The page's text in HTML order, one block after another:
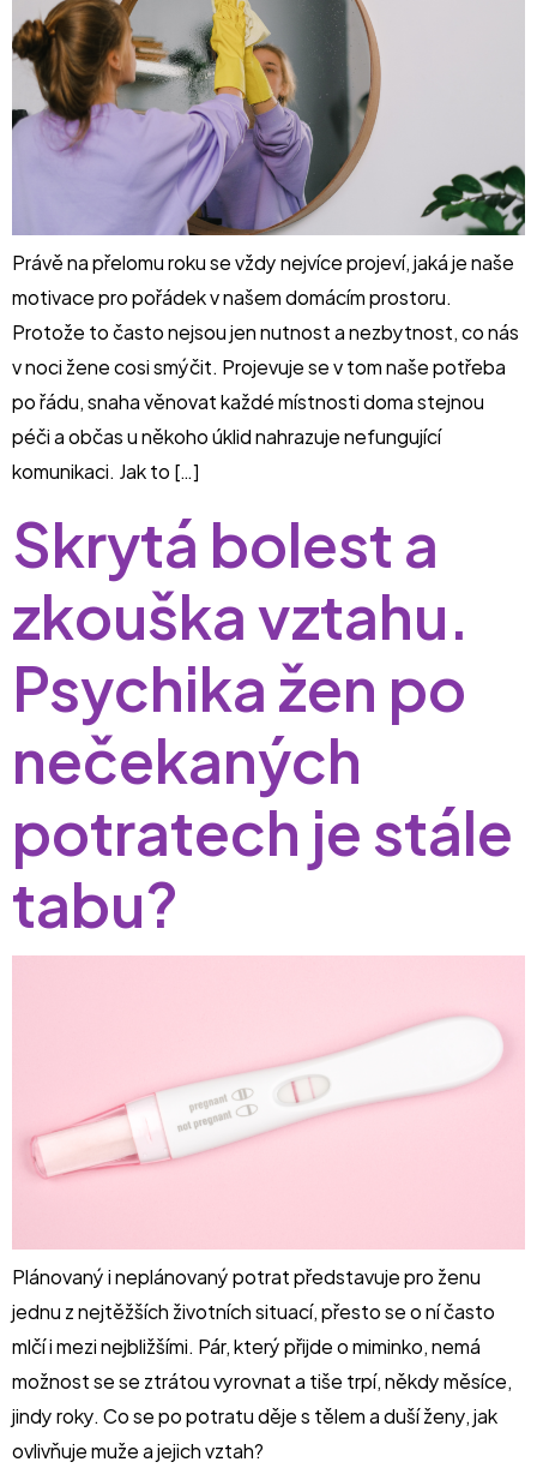
Právě na přelomu roku se vždy nejvíce projeví, jaká je naše
motivace pro pořádek v našem domácím prostoru.
Protože to často nejsou jen nutnost a nezbytnost, co nás
v noci žene cosi smýčit. Projevuje se v tom naše potřeba
po řádu, snaha věnovat každé místnosti doma stejnou
péči a občas u někoho úklid nahrazuje nefungující
komunikaci. Jak to […]
Skrytá bolest a
zkouška vztahu.
Psychika žen po
nečekaných
potratech je stále
tabu?
Plánovaný i neplánovaný potrat představuje pro ženu
jednu z nejtěžších životních situací, přesto se o ní často
mlčí i mezi nejbližšími. Pár, který přijde o miminko, nemá
možnost se se ztrátou vyrovnat a tiše trpí, někdy měsíce,
jindy roky. Co se po potratu děje s tělem a duší ženy, jak
ovlivňuje muže a jejich vztah?